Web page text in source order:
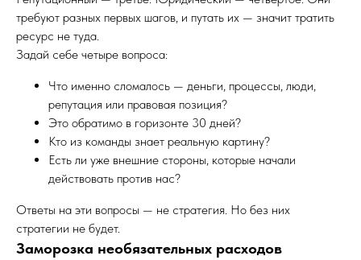
требуют разных первых шагов, и путать их — значит тратить
ресурс не туда.
Задай себе четыре вопроса:
Что именно сломалось — деньги, процессы, люди,
репутация или правовая позиция?
Это обратимо в горизонте 30 дней?
Кто из команды знает реальную картину?
Есть ли уже внешние стороны, которые начали
действовать против нас?
Ответы на эти вопросы — не стратегия. Но без них
стратегии не будет.
Заморозка необязательных расходов